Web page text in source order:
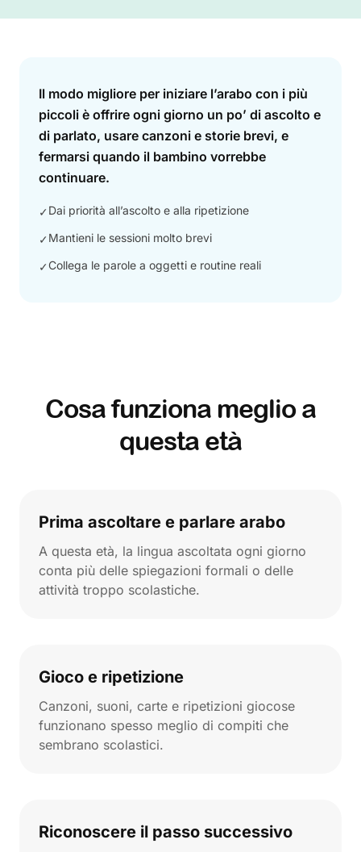
Answer
Il modo migliore per iniziare l’arabo con i più
piccoli è offrire ogni giorno un po’ di ascolto e
di parlato, usare canzoni e storie brevi, e
fermarsi quando il bambino vorrebbe
continuare.
✓Dai priorità all’ascolto e alla ripetizione
✓Mantieni le sessioni molto brevi
✓Collega le parole a oggetti e routine reali
Cosa funziona meglio a
questa età
Prima ascoltare e parlare arabo
A questa età, la lingua ascoltata ogni giorno
conta più delle spiegazioni formali o delle
attività troppo scolastiche.
Gioco e ripetizione
Canzoni, suoni, carte e ripetizioni giocose
funzionano spesso meglio di compiti che
sembrano scolastici.
Riconoscere il passo successivo